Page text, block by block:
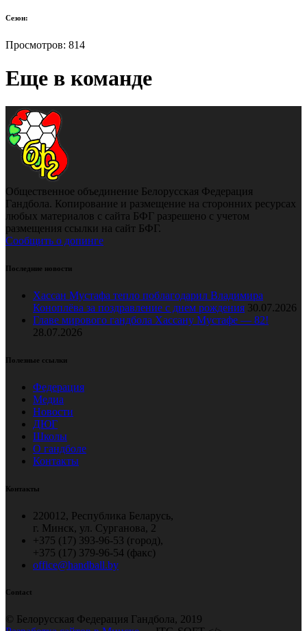
Сезон:
Просмотров: 814
Еще в команде
Общественное объединение Белорусская Федерация
Гандбола. Копирование и размещение на сторонних ресурсах
любых материалов с сайта БФГ разрешено с учетом
размещения ссылки на сайт БФГ.
Сообщить о допинге
Последние новости
Хассан Мустафа тепло поблагодарил Владимира
Коноплёва за поздравление с днем рождения 30.07.2026
Главе мирового гандбола Хассану Мустафе — 82!
28.07.2026
Полезные ссылки
Федерация
Медиа
Новости
ДЮГ
Школы
О гандболе
Контакты
Контакты
220012, Республика Беларусь,
г. Минск, ул. Сурганова, 2
+375 (17) 393-96-53 (город),
+375 (17) 379-96-54 (факс)
office@handball.by
Contact
© Белорусская Федерация Гандбола, 2019